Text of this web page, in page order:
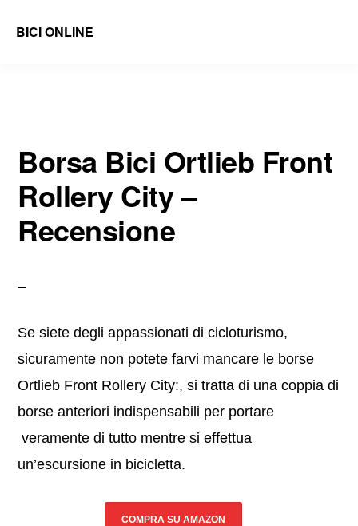
BICI ONLINE
Ricambi
Bici
e
Guide
Borsa Bici Ortlieb Front
Rollery City –
Recensione
Se siete degli appassionati di cicloturismo,
sicuramente non potete farvi mancare le borse
Ortlieb Front Rollery City:, si tratta di una coppia di
borse anteriori indispensabili per portare
veramente di tutto mentre si effettua
un’escursione in bicicletta.
COMPRA SU AMAZON